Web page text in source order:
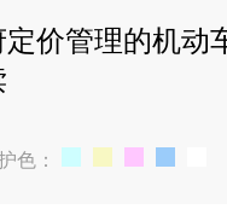
价管理的机动
色：